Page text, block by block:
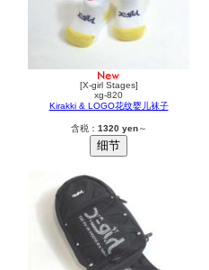
[X-girl Stages]
xg-820
Kirakki & LOGO花纹婴儿袜子
含税： 1320 yen～